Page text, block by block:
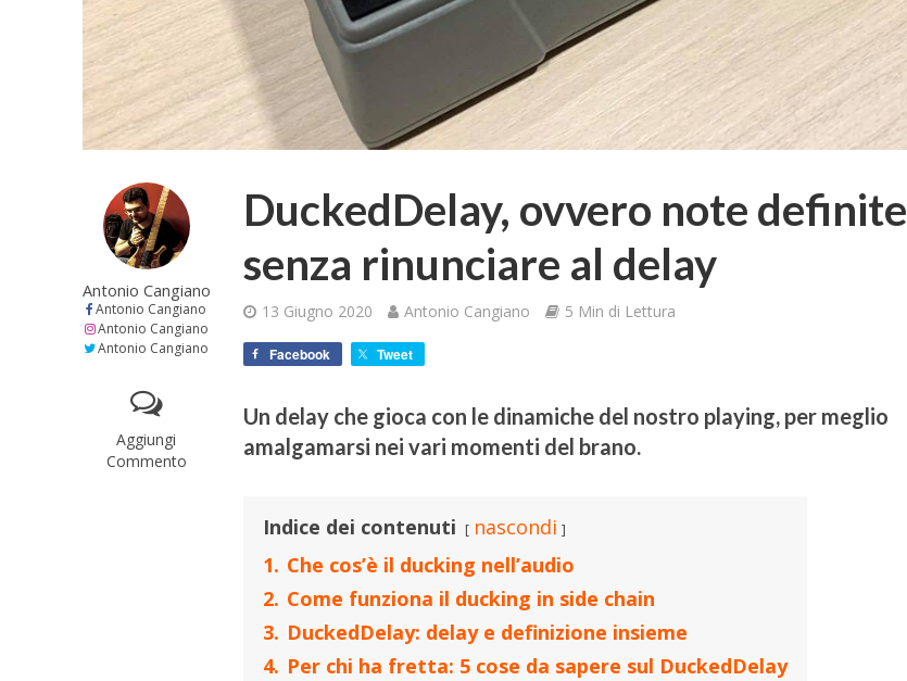
Antonio Cangiano
Antonio Cangiano
Antonio Cangiano
Antonio Cangiano
Aggiungi
Commento
DuckedDelay, ovvero note definite
senza rinunciare al delay
13 Giugno 2020 Antonio Cangiano 5 Min di Lettura
Facebook Tweet
Un delay che gioca con le dinamiche del nostro playing, per meglio
amalgamarsi nei vari momenti del brano.
Indice dei contenuti
nascondi
1. Che cos’è il ducking nell’audio
2. Come funziona il ducking in side chain
3. DuckedDelay: delay e definizione insieme
4. Per chi ha fretta: 5 cose da sapere sul DuckedDelay